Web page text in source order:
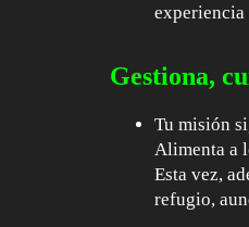
experiencia
Gestiona,
Tu misión
Alimenta a
Esta vez,
refugio,